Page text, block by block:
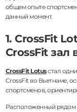
общем опыте
данный момент.
1. CrossFit
CrossFit зал
CrossFit Lotusстал
CrossFit во Вьетнаме,
спортсменов,
Расположенный рядом